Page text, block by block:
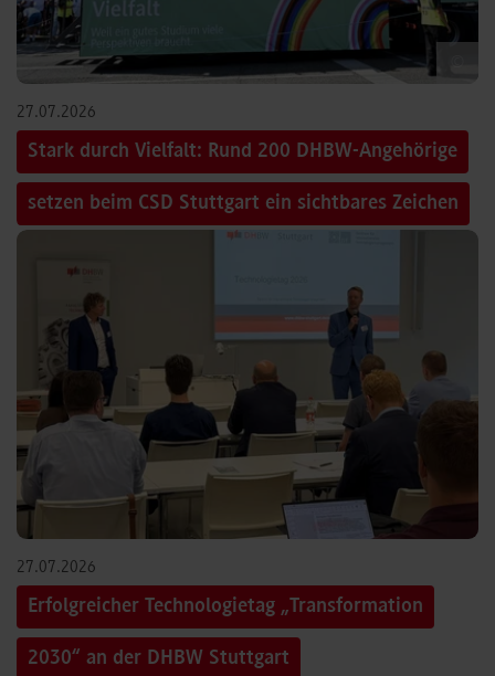
27.07.2026
Stark durch Vielfalt: Rund 200 DHBW-Angehörige
setzen beim CSD Stuttgart ein sichtbares Zeichen
27.07.2026
Erfolgreicher Technologietag „Transformation
2030“ an der DHBW Stuttgart